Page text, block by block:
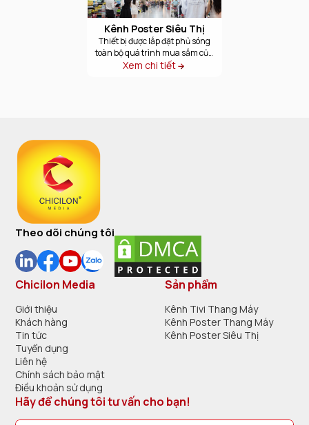
Kênh Poster Siêu Thị
Thiết bị được lắp đặt phủ sóng
toàn bộ quá trình mua sắm của
người tiêu dùng, tại khu vực lối đi
Xem chi tiết
Theo dõi chúng tôi
Chicilon Media
Giới thiệu
Khách hàng
Tin tức
Tuyển dụng
Liên hệ
Chính sách bảo mật
Điều khoản sử dụng
Sản phẩm
Kênh Tivi Thang Máy
Kênh Poster Thang Máy
Kênh Poster Siêu Thị
Hãy để chúng tôi tư vấn cho bạn!